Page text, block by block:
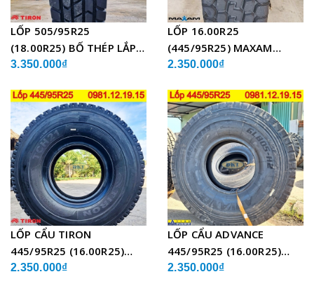
LỐP 505/95R25
(18.00R25) BỐ THÉP LẮP
XE CẨU
3.350.000₫
LỐP 16.00R25
(445/95R25) MAXAM
MSVO1 BỐ THÉP LẮP XE
2.350.000₫
LỐP CẨU TIRON
445/95R25 (16.00R25)
TCH21 BỐ THÉP
2.350.000₫
LỐP CẨU ADVANCE
445/95R25 (16.00R25)
GLB05 BỐ THÉP
2.350.000₫